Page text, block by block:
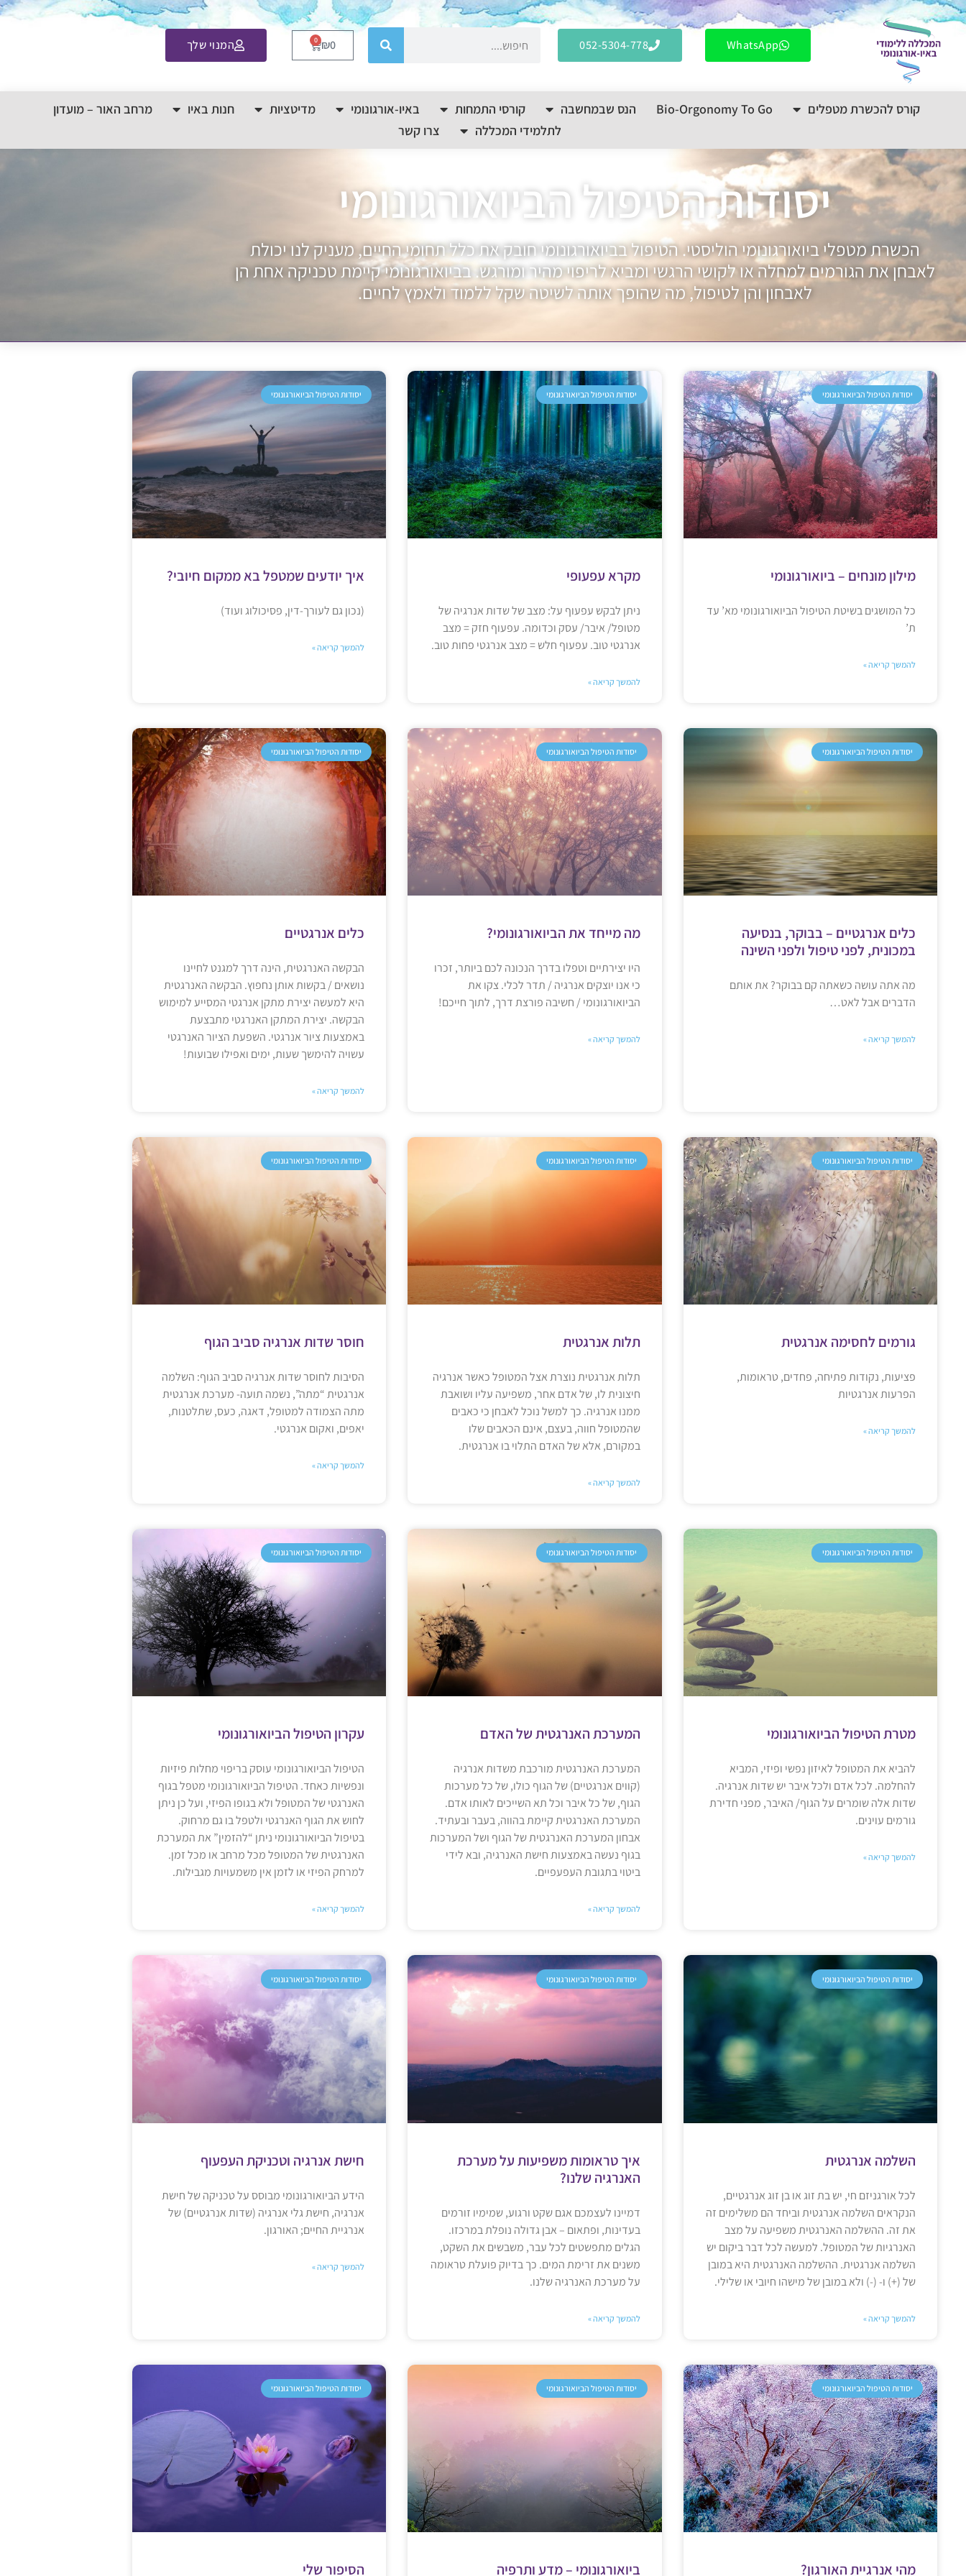
לתוכן
WhatsApp
052-5304-778
₪0
0 המנוי שלך
קורס להכשרת מטפלים Bio-Orgonomy To Go הנס שבמחשבה קורסי התמחות באיו-אורגונומי מדיטציות חנות באיו
מרחב האור – מועדון
לתלמידי המכללה
צרו קשר
יסודות הטיפול הביואורגונומי
הכשרת מטפלי ביואורגונומי הוליסטי. הטיפול בביואורגונומי חובק את כלל תחומי החיים, מעניק לנו יכולת
לאבחן את הגורמים למחלה או לקושי הרגשי ומביא לריפוי מהיר ומורגש. בביואורגונומי קיימת טכניקה אחת הן
לאבחון והן לטיפול, מה שהופך אותה לשיטה שקל ללמוד ולאמץ לחיים.
יסודות הטיפול הביואורגונומי
מילון מונחים – ביואורגונומי
כל המושגים בשיטת הטיפול הביואורגונומי מא’ עד
ת’
להמשך קריאה »
יסודות הטיפול הביואורגונומי
מקרא עפעופי
ניתן לבקש עפעוף על: מצב של שדות אנרגיה של
מטופל/ איבר/ עסק וכדומה. עפעוף חזק = מצב
אנרגטי טוב. עפעוף חלש = מצב אנרגטי פחות טוב.
להמשך קריאה »
יסודות הטיפול הביואורגונומי
איך יודעים שמטפל בא ממקום חיובי?
(נכון גם לעורך-דין, פסיכולוג ועוד)
להמשך קריאה »
יסודות הטיפול הביואורגונומי
כלים אנרגטיים – בבוקר, בנסיעה
במכונית, לפני טיפול ולפני השינה
מה אתה עושה כשאתה קם בבוקר? את אותם
הדברים אבל לאט…
להמשך קריאה »
יסודות הטיפול הביואורגונומי
מה מייחד את הביואורגונומי?
היו יצירתיים וטפלו בדרך הנכונה לכם ביותר, זכרו
כי אנו יוצקים אנרגיה / תדר לכלי. צקו את
הביואורגונומי / חשיבה פורצת דרך, לתוך חייכם!
להמשך קריאה »
יסודות הטיפול הביואורגונומי
כלים אנרגטיים
הבקשה האנרגטית, הינה דרך למגנט לחיינו
נושאים / בקשות אותן נחפוץ. הבקשה האנרגטית
היא למעשה יצירת מתקן אנרגטי המסייע למימוש
הבקשה. יצירת המתקן האנרגטי מתבצעת
באמצעות ציור אנרגטי. השפעת הציור האנרגטי
עשויה להימשך שעות, ימים ואפילו שבועות!
להמשך קריאה »
יסודות הטיפול הביואורגונומי
גורמים לחסימה אנרגטית
פציעות, נקודות פתיחה, פחדים, טראומות,
הפרעות אנרגטיות
להמשך קריאה »
יסודות הטיפול הביואורגונומי
תלות אנרגטית
תלות אנרגטית נוצרת אצל המטופל כאשר אנרגיה
חיצונית לו, של אדם אחר, משפיעה עליו ושואבת
ממנו אנרגיה. כך למשל נוכל לאבחן כי כאבים
שהמטופל חווה, בעצם, אינם הכאבים שלו
במקורם, אלא של האדם התלוי בו אנרגטית.
להמשך קריאה »
יסודות הטיפול הביואורגונומי
חוסר שדות אנרגיה סביב הגוף
הסיבות לחוסר שדות אנרגיה סביב הגוף: השלמה
אנרגטית “מתה”, נשמה תועה- מערכת אנרגטית
מתה הצמודה למטופל, דאגה, כעס, שתלטנות,
יאפים, ואקום אנרגטי.
להמשך קריאה »
יסודות הטיפול הביואורגונומי
מטרת הטיפול הביואורגונומי
להביא את המטופל לאיזון נפשי ופיזי, המביא
להחלמה. לכל אדם ולכל איבר יש שדות אנרגיה.
שדות אלה שומרים על הגוף/ האיבר, מפני חדירת
גורמים עוינים.
להמשך קריאה »
יסודות הטיפול הביואורגונומי
המערכת האנרגטית של האדם
המערכת האנרגטית מורכבת משדות אנרגיה
(קווים אנרגטיים) של הגוף כולו, של כל מערכות
הגוף, של כל איבר וכל תא השייכים לאותו אדם.
המערכת האנרגטית קיימת בהווה, בעבר ובעתיד.
אבחון המערכת האנרגטית של הגוף ושל המערכות
בגוף נעשה באמצעות חישת האנרגיה, ובא לידי
ביטוי בתגובת העפעפיים.
להמשך קריאה »
יסודות הטיפול הביואורגונומי
עקרון הטיפול הביואורגונומי
הטיפול הביואורגונומי עוסק בריפוי מחלות פיזיות
ונפשיות כאחד. הטיפול הביואורגונומי מטפל בגוף
האנרגטי של המטופל ולא בגופו הפיזי, ועל כן ניתן
לחוש את הגוף האנרגטי ולטפל בו גם מרחוק.
בטיפול הביואורגונומי ניתן “להזמין” את המערכת
האנרגטית של המטופל מכל מרחב או מכל זמן.
למרחק הפיזי או לזמן אין משמעויות מגבילות.
להמשך קריאה »
יסודות הטיפול הביואורגונומי
השלמה אנרגטית
לכל אורגניזם חי, יש בת זוג או בן זוג אנרגטיים,
הנקראים השלמה אנרגטית וביחד הם משלימים זה
את זה. ההשלמה האנרגטית משפיעה על מצב
האנרגיות של המטופל. למעשה לכל דבר ביקום יש
השלמה אנרגטית. ההשלמה האנרגטית היא במובן
של (+) ו- (-) ולא במובן של מישהו חיובי או שלילי.
להמשך קריאה »
יסודות הטיפול הביואורגונומי
איך טראומות משפיעות על מערכת
האנרגיה שלנו?
דמיינו לעצמכם אגם שקט ורגוע, שמימיו זורמים
בעדינות, ופתאום – אבן גדולה נופלת במרכזו.
הגלים מתפשטים לכל עבר, משבשים את השקט,
משנים את זרימת המים. כך בדיוק פועלת טראומה
על מערכת האנרגיה שלנו.
להמשך קריאה »
יסודות הטיפול הביואורגונומי
חישת אנרגיה וטכניקת העפעוף
הידע הביואורגונומי מבוסס על טכניקה של חישת
אנרגיה, חישת גלי אנרגיה (שדות אנרגטיים) של
אנרגיית החיים; האורגון.
להמשך קריאה »
יסודות הטיפול הביואורגונומי
מהי אנרגיית האורגון?
יסודות הטיפול הביואורגונומי
ביואורגונומי – מדע ותרפיה
יסודות הטיפול הביואורגונומי
הסיפור שלי